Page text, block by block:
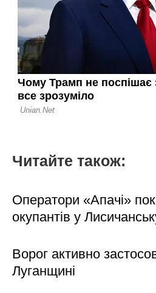
Читайте також:
Оператори «Апачі»
окупантів у
Ворог активно
Луганщині